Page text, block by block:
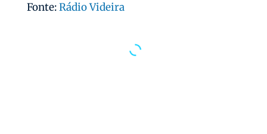
Fonte:Rádio Videira